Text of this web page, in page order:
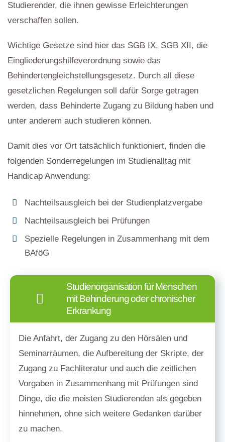
Studierender, die ihnen gewisse Erleichterungen
verschaffen sollen.
Wichtige Gesetze sind hier das SGB IX, SGB XII, die
Eingliederungshilfeverordnung sowie das
Behindertengleichstellungsgesetz. Durch all diese
gesetzlichen Regelungen soll dafür Sorge getragen
werden, dass Behinderte Zugang zu Bildung haben und
unter anderem auch studieren können.
Damit dies vor Ort tatsächlich funktioniert, finden die
folgenden Sonderregelungen im Studienalltag mit
Handicap Anwendung:
Nachteilsausgleich bei der Studienplatzvergabe
Nachteilsausgleich bei Prüfungen
Spezielle Regelungen in Zusammenhang mit dem
BAföG
Studienorganisation für Menschen
mit Behinderung oder chronischer
Erkrankung
Die Anfahrt, der Zugang zu den Hörsälen und
Seminarräumen, die Aufbereitung der Skripte, der
Zugang zu Fachliteratur und auch die zeitlichen
Vorgaben in Zusammenhang mit Prüfungen sind
Dinge, die die meisten Studierenden als gegeben
hinnehmen, ohne sich weitere Gedanken darüber
zu machen.